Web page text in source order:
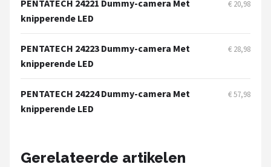
Alle merken →
PENTATECH 24221 Dummy-camera Met
knipperende LED
€ 20,98
PENTATECH 24223 Dummy-camera Met
knipperende LED
€ 28,98
PENTATECH 24224 Dummy-camera Met
knipperende LED
€ 57,98
Gerelateerde artikelen